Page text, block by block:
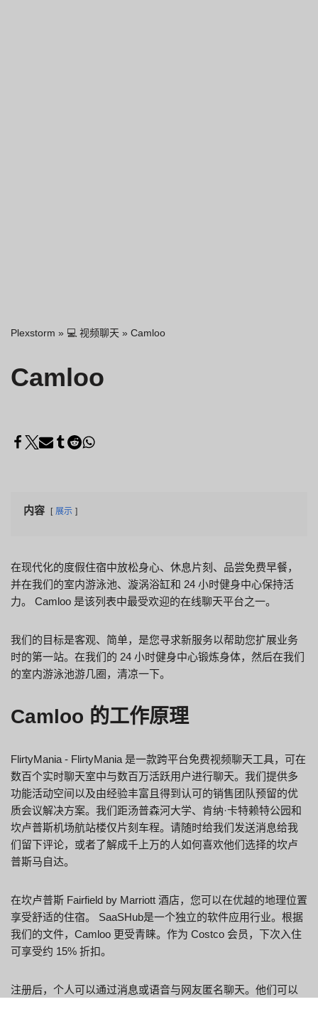
Plexstorm » 💻 视频聊天 » Camloo
Camloo
内容 展示
在现代化的度假住宿中放松身心、休息片刻、品尝免费早餐，
并在我们的室内游泳池、漩涡浴缸和 24 小时健身中心保持活
力。 Camloo 是该列表中最受欢迎的在线聊天平台之一。
我们的目标是客观、简单，是您寻求新服务以帮助您扩展业务
时的第一站。在我们的 24 小时健身中心锻炼身体，然后在我们
的室内游泳池游几圈，清凉一下。
Camloo 的工作原理
FlirtyMania - FlirtyMania 是一款跨平台免费视频聊天工具，可在
数百个实时聊天室中与数百万活跃用户进行聊天。我们提供多
功能活动空间以及由经验丰富且得到认可的销售团队预留的优
质会议解决方案。我们距汤普森河大学、肯纳·卡特赖特公园和
坎卢普斯机场航站楼仅片刻车程。请随时给我们发送消息给我
们留下评论，或者了解成千上万的人如何喜欢他们选择的坎卢
普斯马自达。
在坎卢普斯 Fairfield by Marriott 酒店，您可以在优越的地理位置
享受舒适的住宿。 SaaSHub是一个独立的软件应用行业。根据
我们的文件，Camloo 更受青睐。作为 Costco 会员，下次入住
可享受约 15% 折扣。
注册后，个人可以通过消息或语音与网友匿名聊天。他们可以